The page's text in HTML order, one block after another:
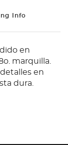
Info
en
marquilla.
en
dura.